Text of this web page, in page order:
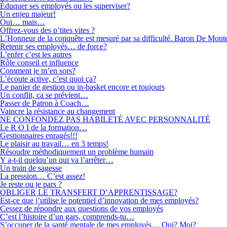
Éduquer ses employés ou les superviser?
Un enjeu majeur!
Oui… mais…
Offrez-vous des p’tites vites ?
L’Honneur de la conquête est mesuré par sa difficulté. Baron De
Retenir ses employés… de force?
L’enfer c’est les autres
Rôle conseil et influence
Comment je m’en sors?
L’écoute active, c’est quoi ça?
Le panier de gestion ou in-basket encore et toujours
Un conflit, ça se prévient…
Passer de Patron à Coach…
Vaincre la résistance au changement
NE CONFONDEZ PAS HABILETÉ AVEC PERSONNALITÉ
Le R O I de la formation…
Gestionnaires enragés!!!
Le plaisir au travail… en 3 temps!
Résoudre méthodiquement un problème humain
Y a-t-il quelqu’un qui va l’arrêter…
Un train de sagesse
La pression… C’est assez!
Je reste ou je pars ?
OBLIGER LE TRANSFERT D’APPRENTISSAGE?
Est-ce que j’utilise le potentiel d’innovation de mes employés?
Cessez de répondre aux questions de vos employés
C’est l’histoire d’un gars, comprends-tu…
S’occuper de la santé mentale de mes employés… Qui? Moi?